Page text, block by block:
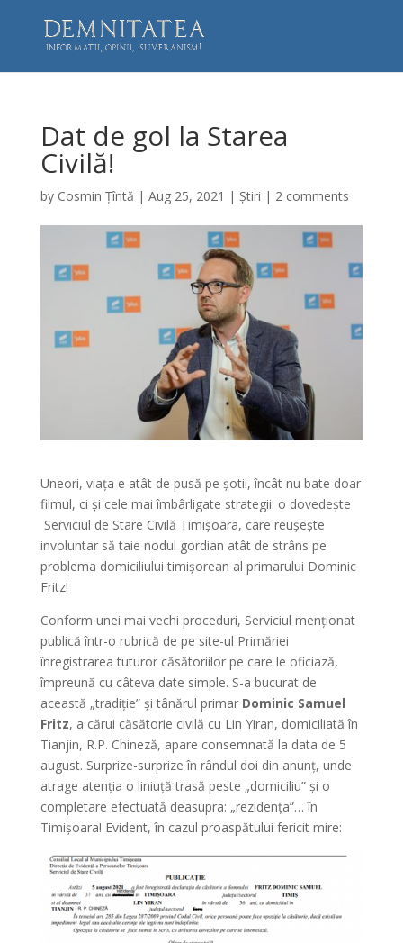
Dat de gol la Starea
Civilă!
by Cosmin Țîntă | Aug 25, 2021 | Știri | 2 comments
Uneori, viața e atât de pusă pe șotii, încât nu bate doar
filmul, ci și cele mai îmbârligate strategii: o dovedește
Serviciul de Stare Civilă Timișoara, care reușește
involuntar să taie nodul gordian atât de strâns pe
problema domiciliului timișorean al primarului Dominic
Fritz!
Conform unei mai vechi proceduri, Serviciul menționat
publică într-o rubrică de pe site-ul Primăriei
înregistrarea tuturor căsătoriilor pe care le oficiază,
împreună cu câteva date simple. S-a bucurat de
această „tradiție” și tânărul primar Dominic Samuel
Fritz, a cărui căsătorie civilă cu Lin Yiran, domiciliată în
Tianjin, R.P. Chineză, apare consemnată la data de 5
august. Surprize-surprize în rândul doi din anunț, unde
atrage atenția o liniuță trasă peste „domiciliu” și o
completare efectuată deasupra: „rezidența”… în
Timișoara! Evident, în cazul proaspătului fericit mire: